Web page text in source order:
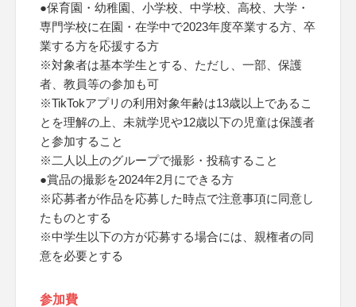
●保育園・幼稚園、小学校、中学校、高校、大学・
専門学校に在園・在学中で2023年度卒業する方、卒
業する方を応援する方
※対象者は基本学生とする、ただし、一部、保護
者、教員等の参加も可
※TikTokアプリの利用対象年齢は13歳以上であるこ
とを理解の上、未就学児や12歳以下の児童は保護者
と参加すること
※二人以上のグループで撮影・投稿すること
●賞品の撮影を2024年2月にできる方
※応募者が作品を応募した時点で注意事項に同意し
たものとする
※中学生以下の方が応募する場合には、親権者の同
意を必要とする
参加費